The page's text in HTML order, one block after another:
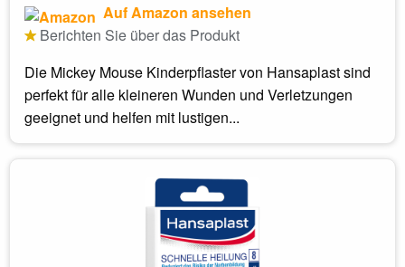
Auf Amazon ansehen
Berichten Sie über das Produkt
Die Mickey Mouse Kinderpflaster von Hansaplast sind
perfekt für alle kleineren Wunden und Verletzungen
geeignet und helfen mit lustigen...